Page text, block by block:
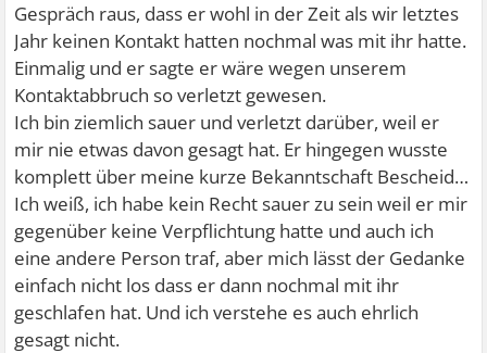
Gespräch raus, dass er wohl in der Zeit als wir letztes
Jahr keinen Kontakt hatten nochmal was mit ihr hatte.
Einmalig und er sagte er wäre wegen unserem
Kontaktabbruch so verletzt gewesen.
Ich bin ziemlich sauer und verletzt darüber, weil er
mir nie etwas davon gesagt hat. Er hingegen wusste
komplett über meine kurze Bekanntschaft Bescheid…
Ich weiß, ich habe kein Recht sauer zu sein weil er mir
gegenüber keine Verpflichtung hatte und auch ich
eine andere Person traf, aber mich lässt der Gedanke
einfach nicht los dass er dann nochmal mit ihr
geschlafen hat. Und ich verstehe es auch ehrlich
gesagt nicht.